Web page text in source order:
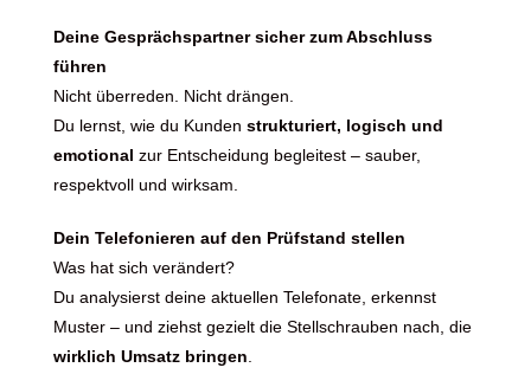
Deine Gesprächspartner sicher zum Abschluss
führen
Nicht überreden. Nicht drängen.
Du lernst, wie du Kunden strukturiert, logisch und
emotional zur Entscheidung begleitest – sauber,
respektvoll und wirksam.
Dein Telefonieren auf den Prüfstand stellen
Was hat sich verändert?
Du analysierst deine aktuellen Telefonate, erkennst
Muster – und ziehst gezielt die Stellschrauben nach, die
wirklich Umsatz bringen